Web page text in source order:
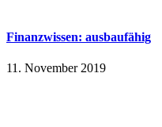
Finanzwissen: ausbaufähig
11. November 2019